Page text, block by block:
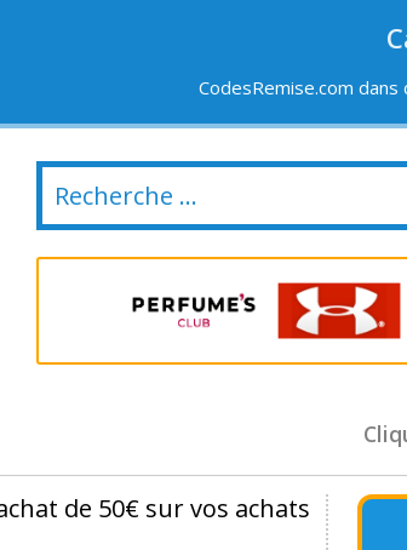
CodesRemise.com dans
DERNIERS JOURS NOUVELLES
de 50€ sur vos achats